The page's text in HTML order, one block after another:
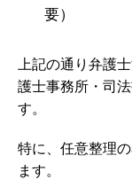
要）
上記の通り弁護
護士事務所・司
す。
特に、任意整理
ます。